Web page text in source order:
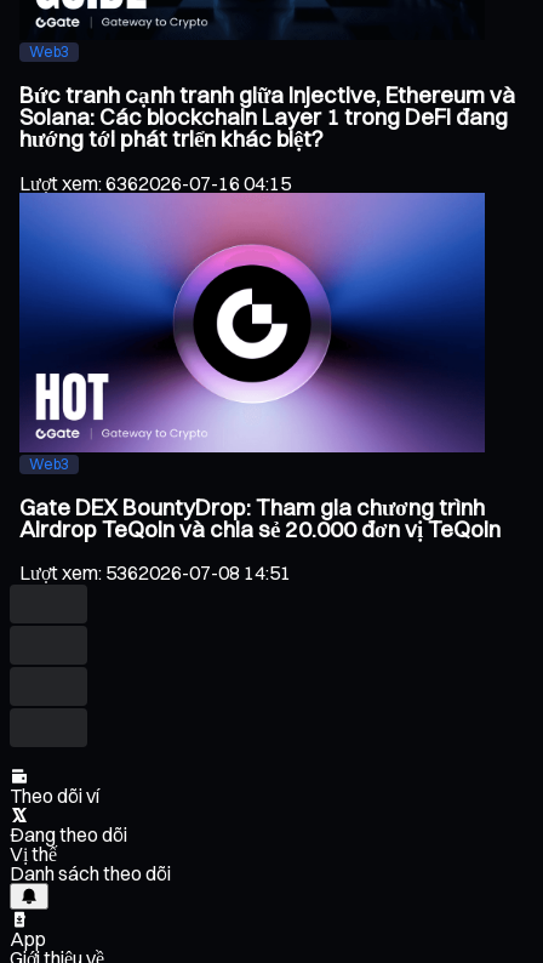
Web3
Bức tranh cạnh tranh giữa Injective, Ethereum và
Solana: Các blockchain Layer 1 trong DeFi đang
hướng tới phát triển khác biệt?
Lượt xem:6362026-07-16 04:15
Web3
Gate DEX BountyDrop: Tham gia chương trình
Airdrop TeQoin và chia sẻ 20.000 đơn vị TeQoin
Lượt xem: 5362026-07-08 14:51
Theo dõi ví
Đang theo dõi
Vị thế
Danh sách theo dõi
App